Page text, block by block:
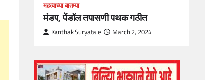
महत्वाच्या बातम्या
मंडप, पेंडॉल तपासणी पथक गठीत
Kanthak Suryatale March 2, 2024